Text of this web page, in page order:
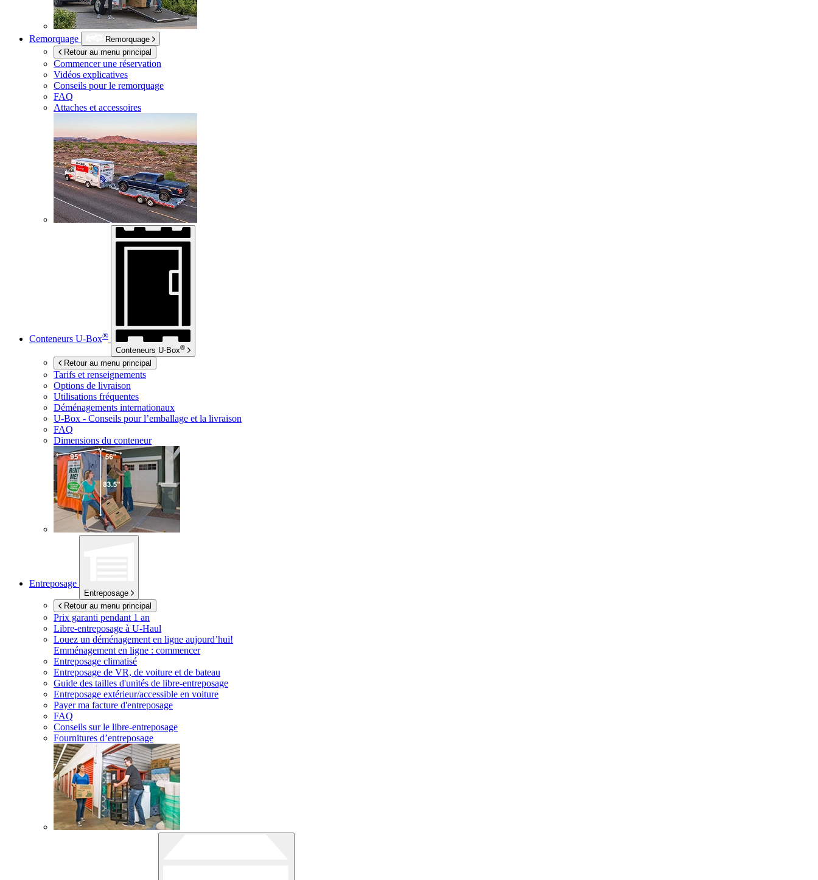
Remorquage
Remorquage
Retour au menu principal
Commencer une réservation
Vidéos explicatives
Conseils pour le remorquage
FAQ
Attaches et accessoires
Conteneurs U-Box®
Conteneurs U-Box®
Retour au menu principal
Tarifs et renseignements
Options de livraison
Utilisations fréquentes
Déménagements internationaux
U-Box - Conseils pour l’emballage et la livraison
FAQ
Dimensions du conteneur
Entreposage
Entreposage
Retour au menu principal
Prix garanti pendant 1 an
Libre-entreposage à U-Haul
Louez un déménagement en ligne aujourd’hui!
Emménagement en ligne : commencer
Entreposage climatisé
Entreposage de VR, de voiture et de bateau
Guide des tailles d'unités de libre-entreposage
Entreposage extérieur/accessible en voiture
Payer ma facture d'entreposage
FAQ
Conseils sur le libre-entreposage
Fournitures d’entreposage